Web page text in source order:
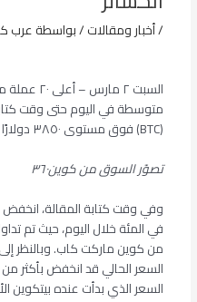
/أخبار ومقالات/ بواسطةعرب
السبت ٢
متوسطة في اليوم حتى وقت
(BTC) فوق مستوى ٣٨٥٠ دولارًا مرة أخرى، وفقًا لبيانات كوين٣٦٠.
تصوّر السوق من كوين٣٦٠
وفي وقت كتابة المقالة،
من كوين ماركت كاب. وبالنظر
السعر الذي بدأت عنده بيتكوين